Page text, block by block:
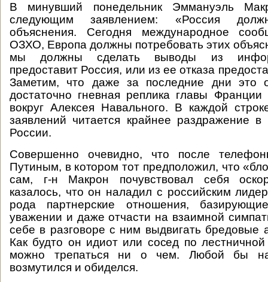
В минувший понедельник Эммануэль
следующим заявлением: «Россия
объяснения. Сегодня международное
ОЗХО, Европа должны потребовать этих
мы должны сделать выводы из
предоставит Россия, или из ее отказа
Заметим, что даже за последние дни это
достаточно гневная реплика главы
вокруг Алексея Навального. В каждой
заявлений читается крайнее раздражение в
России.
Совершенно очевидно, что после
Путиным, в котором тот предположил, что
сам, г-н Макрон почувствовал себя
казалось, что он наладил с российским
рода партнерские отношения,
уважении и даже отчасти на взаимной
себе в разговоре с ним выдвигать бредовые
Как будто он идиот или сосед по
можно трепаться ни о чем. Любой бы
возмутился и обиделся.